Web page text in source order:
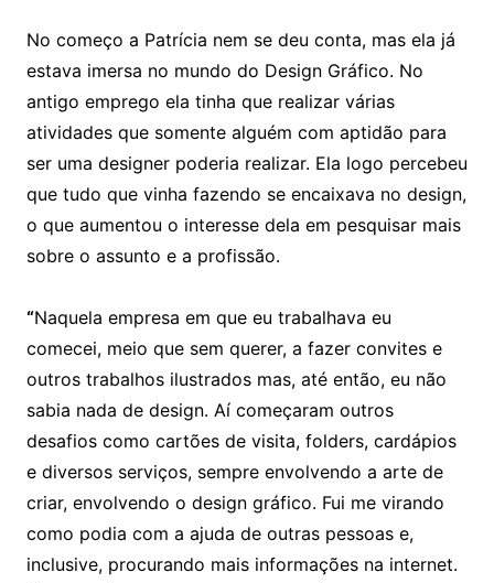
No começo a Patrícia nem se deu conta, mas ela já
estava imersa no mundo do Design Gráfico. No
antigo emprego ela tinha que realizar várias
atividades que somente alguém com aptidão para
ser uma designer poderia realizar. Ela logo percebeu
que tudo que vinha fazendo se encaixava no design,
o que aumentou o interesse dela em pesquisar mais
sobre o assunto e a profissão.
“Naquela empresa em que eu trabalhava eu
comecei, meio que sem querer, a fazer convites e
outros trabalhos ilustrados mas, até então, eu não
sabia nada de design. Aí começaram outros
desafios como cartões de visita, folders, cardápios
e diversos serviços, sempre envolvendo a arte de
criar, envolvendo o design gráfico. Fui me virando
como podia com a ajuda de outras pessoas e,
inclusive, procurando mais informações na internet.